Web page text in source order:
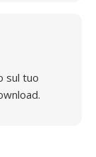
sul tuo